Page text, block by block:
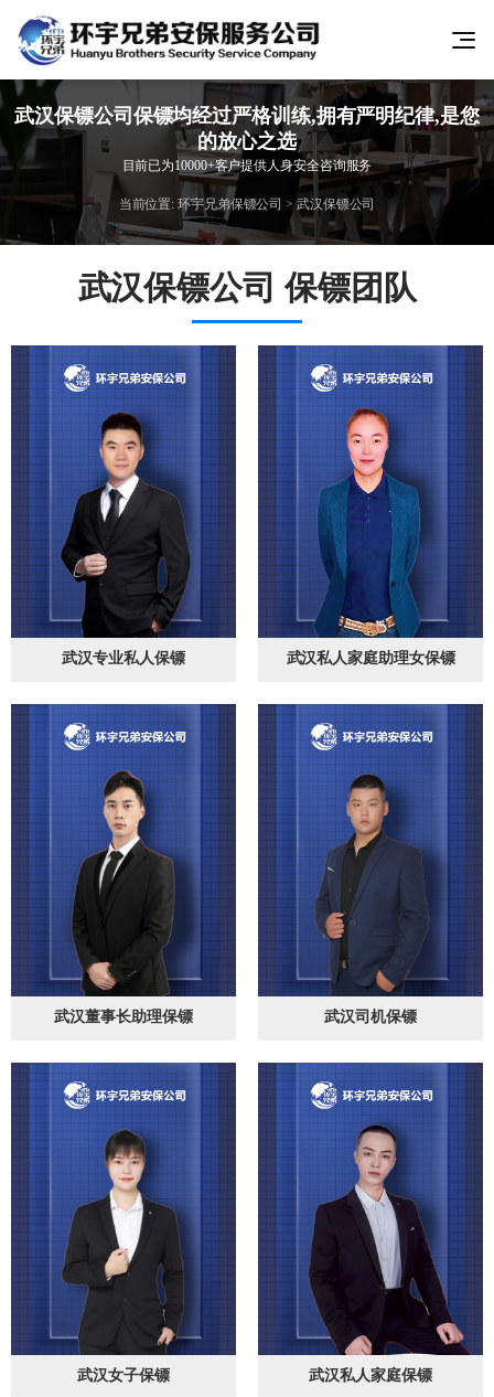
武汉保镖公司保镖均经过严格训练,拥有严明纪律,是您
的放心之选
目前已为10000+客户提供人身安全咨询服务
当前位置:环宇兄弟保镖公司 >武汉保镖公司
武汉保镖公司 保镖团队
武汉专业私人保镖 武汉私人家庭助理女保镖
武汉董事长助理保镖 武汉司机保镖
武汉女子保镖 武汉私人家庭保镖